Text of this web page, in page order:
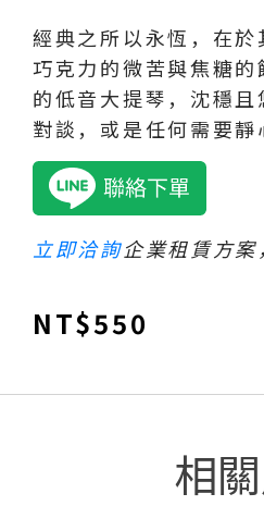
經典之所以永恆，在
巧克力的微苦與焦糖
的低音大提琴，沈穩
對談，或是任何需要靜
立即洽詢企業租賃方
NT$550
相